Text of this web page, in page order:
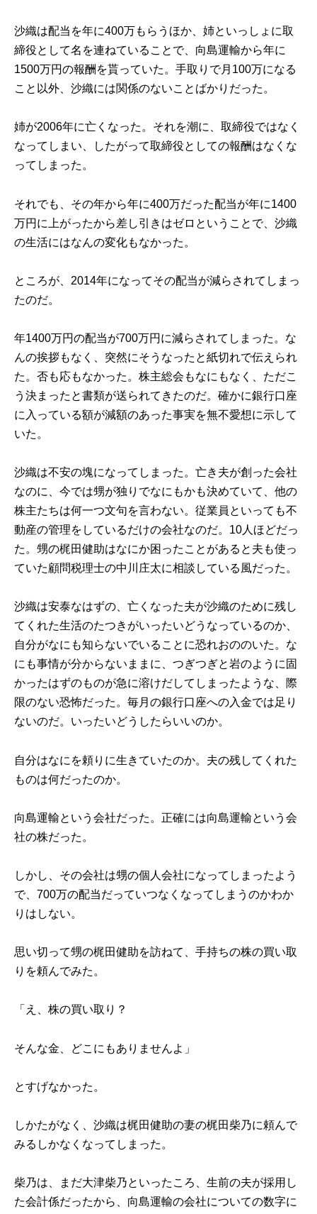
沙織は配当を年に400万もらうほか、姉といっしょに取
締役として名を連ねていることで、向島運輸から年に
1500万円の報酬を貰っていた。手取りで月100万になる
こと以外、沙織には関係のないことばかりだった。
姉が2006年に亡くなった。それを潮に、取締役ではなく
なってしまい、したがって取締役としての報酬はなくな
ってしまった。
それでも、その年から年に400万だった配当が年に1400
万円に上がったから差し引きはゼロということで、沙織
の生活にはなんの変化もなかった。
ところが、2014年になってその配当が減らされてしまっ
たのだ。
年1400万円の配当が700万円に減らされてしまった。な
んの挨拶もなく、突然にそうなったと紙切れで伝えられ
た。否も応もなかった。株主総会もなにもなく、ただこ
う決まったと書類が送られてきたのだ。確かに銀行口座
に入っている額が減額のあった事実を無不愛想に示して
いた。
沙織は不安の塊になってしまった。亡き夫が創った会社
なのに、今では甥が独りでなにもかも決めていて、他の
株主たちは何一つ文句を言わない。従業員といっても不
動産の管理をしているだけの会社なのだ。10人ほどだっ
た。甥の梶田健助はなにか困ったことがあると夫も使っ
ていた顧問税理士の中川庄太に相談している風だった。
沙織は安泰なはずの、亡くなった夫が沙織のために残し
てくれた生活のたつきがいったいどうなっているのか、
自分がなにも知らないでいることに恐れおののいた。な
にも事情が分からないままに、つぎつぎと岩のように固
かったはずのものが急に溶けだしてしまったような、際
限のない恐怖だった。毎月の銀行口座への入金では足り
ないのだ。いったいどうしたらいいのか。
自分はなにを頼りに生きていたのか。夫の残してくれた
ものは何だったのか。
向島運輸という会社だった。正確には向島運輸という会
社の株だった。
しかし、その会社は甥の個人会社になってしまったよう
で、700万の配当だっていつなくなってしまうのかわか
りはしない。
思い切って甥の梶田健助を訪ねて、手持ちの株の買い取
りを頼んでみた。
「え、株の買い取り？
そんな金、どこにもありませんよ」
とすげなかった。
しかたがなく、沙織は梶田健助の妻の梶田柴乃に頼んで
みるしかなくなってしまった。
柴乃は、まだ大津柴乃といったころ、生前の夫が採用し
た会計係だったから、向島運輸の会社についての数字に